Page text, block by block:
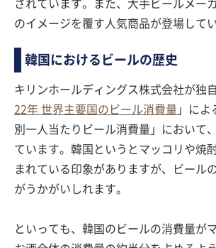
されています。また、大手ビールメー
のイメージを覆す人気商品が登場してい
韓国におけるビールの歴史
キリンホールディングス株式会社が独
22年 世界主要国のビール消費量 」によ
別一人当たりビール消費量」において
ています。韓国というとマッコリや焼
まれている印象がありますが、ビール
がうかがいしれます。
といっても、韓国のビールの消費量が